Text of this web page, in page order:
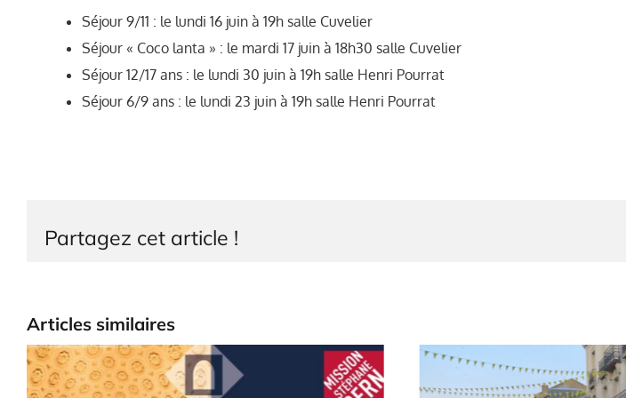
Séjour 9/11 : le lundi 16 juin à 19h salle Cuvelier
Séjour « Coco lanta » : le mardi 17 juin à 18h30 salle Cuvelier
Séjour 12/17 ans : le lundi 30 juin à 19h salle Henri Pourrat
Séjour 6/9 ans : le lundi 23 juin à 19h salle Henri Pourrat
Partagez cet article !
Articles similaires